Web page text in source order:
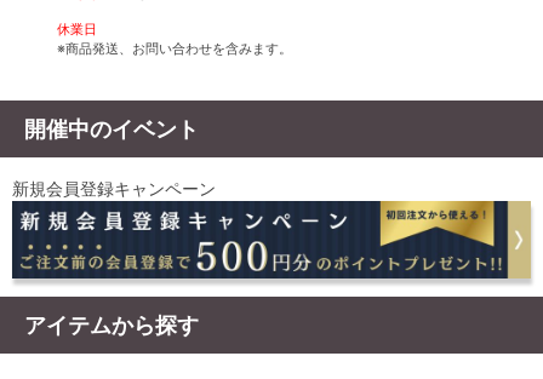
休業日
※商品発送、お問い合わせを含みます。
開催中のイベント
新規会員登録キャンペーン
アイテムから探す